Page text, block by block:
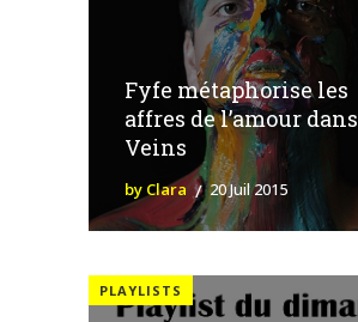
Fyfe métaphorise les
affres de l’amour dans
Veins
by Clara 20 Juil 2015
PLAYLISTS